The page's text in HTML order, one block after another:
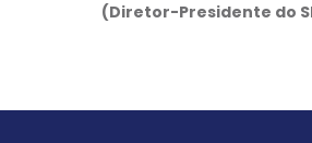
(Diretor-Presidente do